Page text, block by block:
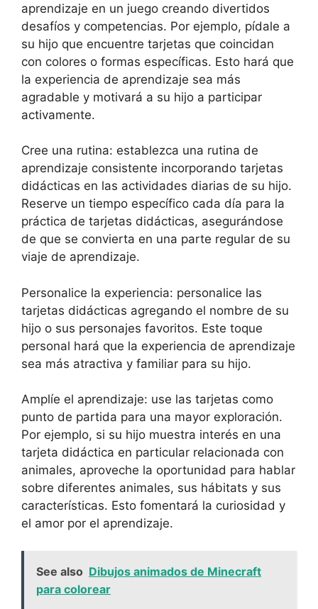
aprendizaje en un juego creando divertidos
desafíos y competencias. Por ejemplo, pídale a
su hijo que encuentre tarjetas que coincidan
con colores o formas específicas. Esto hará que
la experiencia de aprendizaje sea más
agradable y motivará a su hijo a participar
activamente.
Cree una rutina: establezca una rutina de
aprendizaje consistente incorporando tarjetas
didácticas en las actividades diarias de su hijo.
Reserve un tiempo específico cada día para la
práctica de tarjetas didácticas, asegurándose
de que se convierta en una parte regular de su
viaje de aprendizaje.
Personalice la experiencia: personalice las
tarjetas didácticas agregando el nombre de su
hijo o sus personajes favoritos. Este toque
personal hará que la experiencia de aprendizaje
sea más atractiva y familiar para su hijo.
Amplíe el aprendizaje: use las tarjetas como
punto de partida para una mayor exploración.
Por ejemplo, si su hijo muestra interés en una
tarjeta didáctica en particular relacionada con
animales, aproveche la oportunidad para hablar
sobre diferentes animales, sus hábitats y sus
características. Esto fomentará la curiosidad y
el amor por el aprendizaje.
See also Dibujos animados de Minecraft
para colorear